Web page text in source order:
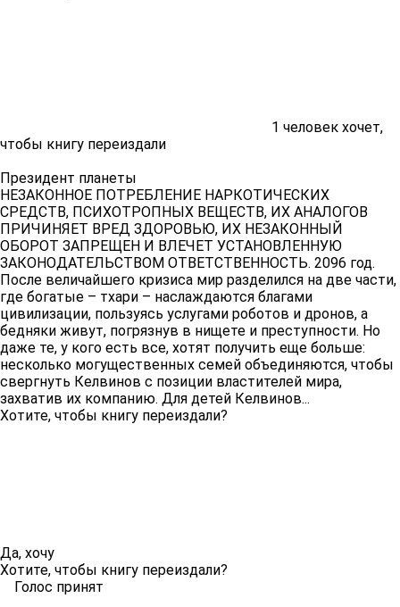
1 человек хочет,
чтобы книгу переиздали
Президент планеты
НЕЗАКОННОЕ ПОТРЕБЛЕНИЕ НАРКОТИЧЕСКИХ
СРЕДСТВ, ПСИХОТРОПНЫХ ВЕЩЕСТВ, ИХ АНАЛОГОВ
ПРИЧИНЯЕТ ВРЕД ЗДОРОВЬЮ, ИХ НЕЗАКОННЫЙ
ОБОРОТ ЗАПРЕЩЕН И ВЛЕЧЕТ УСТАНОВЛЕННУЮ
ЗАКОНОДАТЕЛЬСТВОМ ОТВЕТСТВЕННОСТЬ. 2096 год.
После величайшего кризиса мир разделился на две части,
где богатые – тхари – наслаждаются благами
цивилизации, пользуясь услугами роботов и дронов, а
бедняки живут, погрязнув в нищете и преступности. Но
даже те, у кого есть все, хотят получить еще больше:
несколько могущественных семей объединяются, чтобы
свергнуть Келвинов с позиции властителей мира,
захватив их компанию. Для детей Келвинов...
Хотите, чтобы книгу переиздали?
Да, хочу
Хотите, чтобы книгу переиздали?
Голос принят